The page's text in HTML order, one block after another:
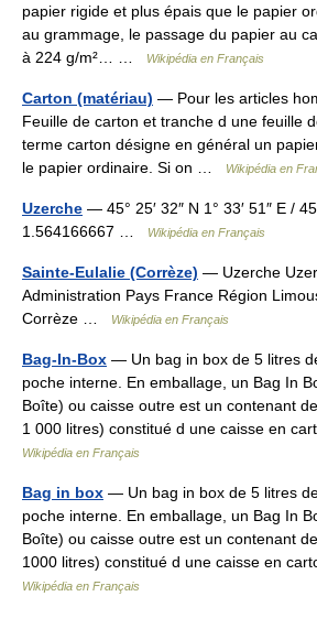
papier rigide et plus épais que le papier
au grammage, le passage du papier au
à 224 g/m²… …
Wikipédia en Français
Carton (matériau) — Pour les articles
Feuille de carton et tranche d une feuille
terme carton désigne en général un
le papier ordinaire. Si on …
Wikipédia en
Uzerche — 45° 25′ 32″ N 1° 33′ 51″ E /
1.564166667 …
Wikipédia en Français
Sainte-Eulalie (Corrèze) — Uzerche
Administration Pays France Région
Corrèze …
Wikipédia en Français
Bag-In-Box — Un bag in box de 5 litres
poche interne. En emballage, un Bag In
Boîte) ou caisse outre est un contenant
1 000 litres) constitué d une caisse en
Wikipédia en Français
Bag in box — Un bag in box de 5 litres
poche interne. En emballage, un Bag In
Boîte) ou caisse outre est un contenant
1000 litres) constitué d une caisse en
Wikipédia en Français